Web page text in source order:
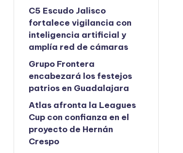
C5 Escudo Jalisco
fortalece vigilancia con
inteligencia artificial y
amplía red de cámaras
Grupo Frontera
encabezará los festejos
patrios en Guadalajara
Atlas afronta la Leagues
Cup con confianza en el
proyecto de Hernán
Crespo